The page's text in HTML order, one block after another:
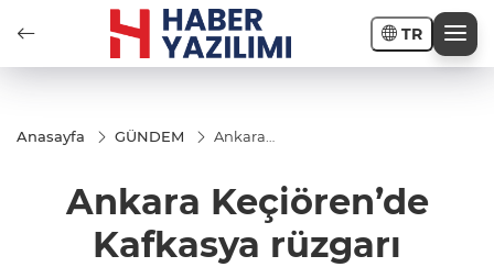
TR
Anasayfa GÜNDEM
Ankara
rüzgarı
Ankara Keçiören’de
Kafkasya rüzgarı